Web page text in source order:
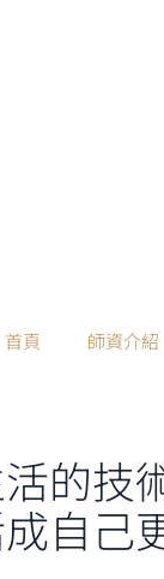
首頁 師資介紹
的技
自己